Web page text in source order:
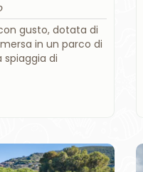
gusto, dotata di
in un parco di
di